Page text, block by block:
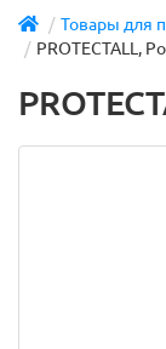
Товары для
PROTECTALL,